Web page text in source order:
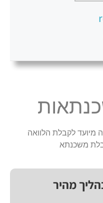
מיועד לקבלת הלוואה
משכנתא
מהיר